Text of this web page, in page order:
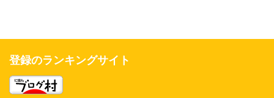
登録のランキングサイト